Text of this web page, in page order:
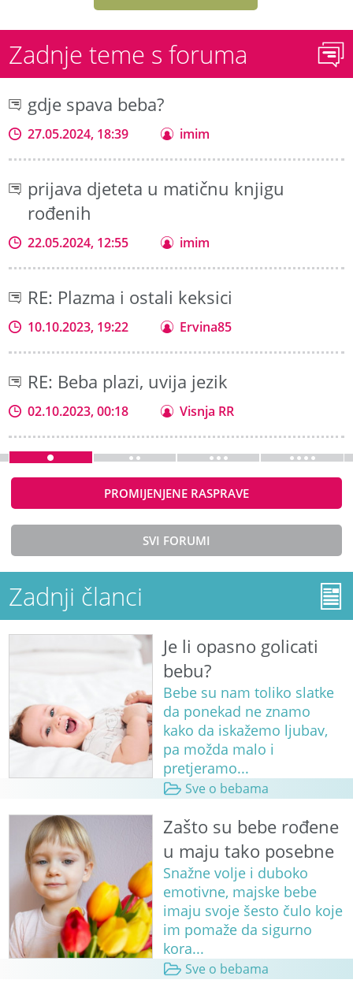
Zadnje teme s foruma
gdje spava beba?
27.05.2024, 18:39 imim
prijava djeteta u matičnu knjigu
rođenih
22.05.2024, 12:55 imim
RE: Plazma i ostali keksici
10.10.2023, 19:22 Ervina85
RE: Beba plazi, uvija jezik
02.10.2023, 00:18 Visnja RR
PROMIJENJENE RASPRAVE
SVI FORUMI
Zadnji članci
Je li opasno golicati
bebu?
Bebe su nam toliko slatke
da ponekad ne znamo
kako da iskažemo ljubav,
pa možda malo i
pretjeramo...
Sve o bebama
Zašto su bebe rođene
u maju tako posebne
Snažne volje i duboko
emotivne, majske bebe
imaju svoje šesto čulo koje
im pomaže da sigurno
kora...
Sve o bebama